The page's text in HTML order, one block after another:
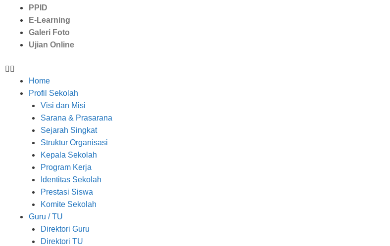
PPID
E-Learning
Galeri Foto
Ujian Online
Home
Profil Sekolah
Visi dan Misi
Sarana & Prasarana
Sejarah Singkat
Struktur Organisasi
Kepala Sekolah
Program Kerja
Identitas Sekolah
Prestasi Siswa
Komite Sekolah
Guru / TU
Direktori Guru
Direktori TU